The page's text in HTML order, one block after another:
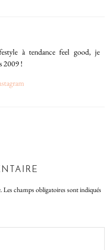
à tendance feel good, je
2009 !
Les champs obligatoires sont indiqués